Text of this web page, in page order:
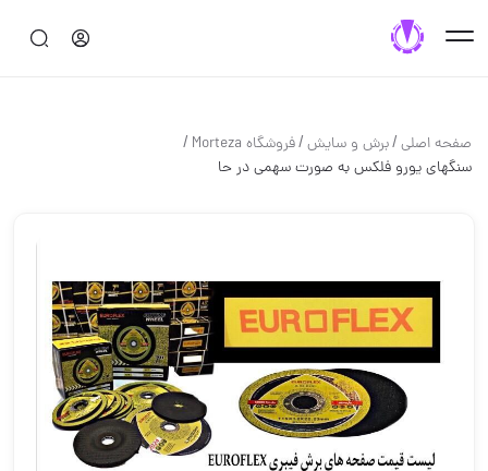
صفحه اصلی/برش و سايش/فروشگاه Morteza /
سنگهای یورو فلکس به صورت سهمی در حا